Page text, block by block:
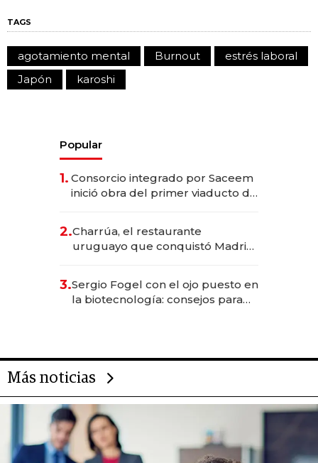
TAGS
agotamiento mental Burnout
estrés laboral
Japón
karoshi
Popular
1. Consorcio integrado por Saceem
inició obra del primer viaducto de
millones
2.Charrúa, el restaurante
uruguayo que conquistó Madrid:
anticipación y prepara apertura
3.Sergio Fogel con el ojo puesto en
la biotecnología: consejos para
Más noticias